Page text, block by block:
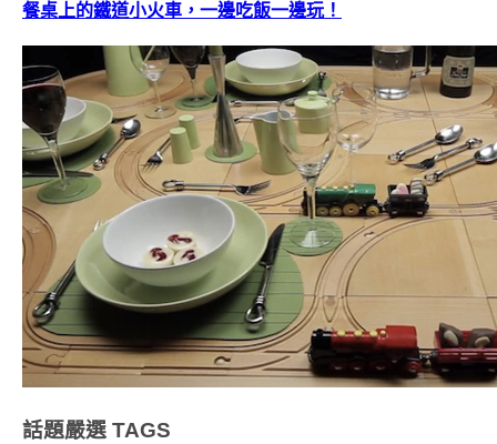
餐桌上的鐵道小火車，一邊吃飯一邊玩！
話題嚴選 TAGS